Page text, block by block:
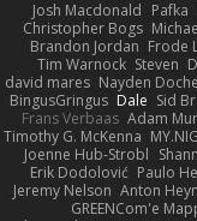
Josh Macdonald Pafka
Christopher Bogs
Brandon Jordan Frode
Tim Warnock Steven
david mares Nayden
BingusGringus Dale Sid
Frans Verbaas Adam
Timothy G. McKenna
Joenne Hub-Strobl
Erik Dodolović Paulo
Jeremy Nelson Anton
GREENCom'e